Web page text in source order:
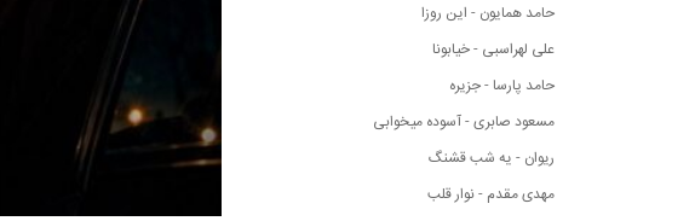
حامد همایون - این روزا
علی لهراسبی - خیابونا
حامد پارسا - جزیره
مسعود صابری - آسوده میخوابی
ریوان - یه شب قشنگ
مهدی مقدم - نوار قلب